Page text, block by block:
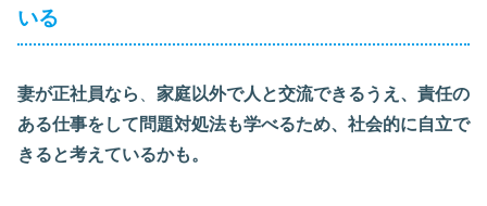
いる
妻が正社員なら 、 家庭以外で人と交流できるうえ、責任の
ある仕事をして問題対処法も学べるため、社会的に自立で
きると考えているかも。